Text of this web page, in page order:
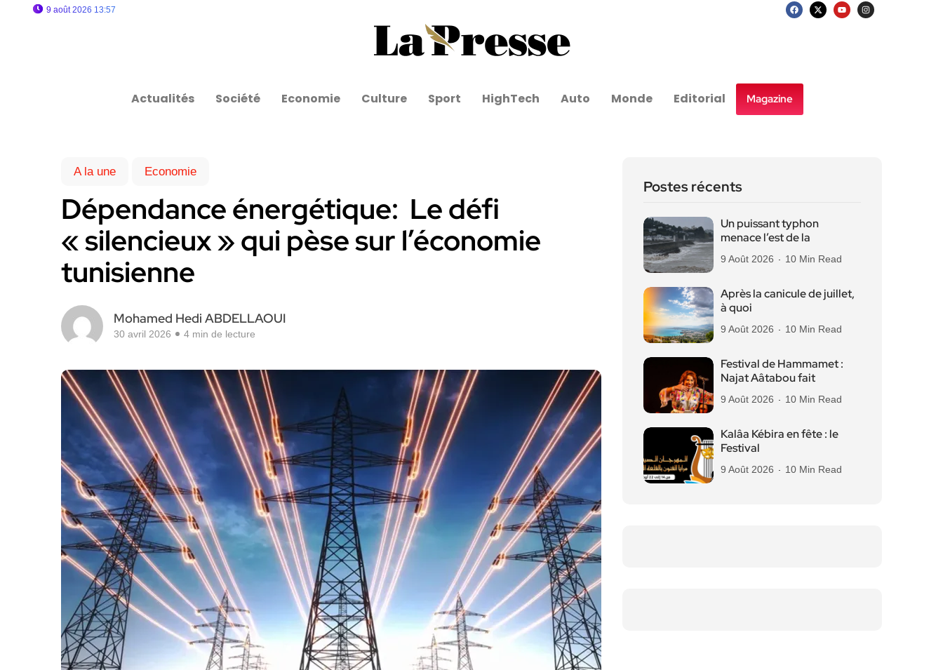
9 août 2026 13:57
Actualités Société Economie Culture Sport HighTech Auto Monde Editorial Magazine
A la une Economie
Dépendance énergétique: Le défi
« silencieux » qui pèse sur l’économie
tunisienne
Mohamed Hedi ABDELLAOUI
30 avril 2026 4 min de lecture
Postes récents
Un puissant typhon
menace l’est de la
9 Août 2026 10 Min Read
Après la canicule de juillet,
à quoi
9 Août 2026 10 Min Read
Festival de Hammamet :
Najat Aâtabou fait
9 Août 2026 10 Min Read
Kalâa Kébira en fête : le
Festival
9 Août 2026 10 Min Read